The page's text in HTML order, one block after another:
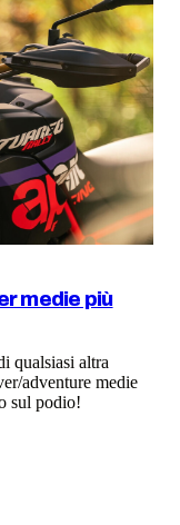
medie più
qualsiasi altra
adventure medie
sul podio!